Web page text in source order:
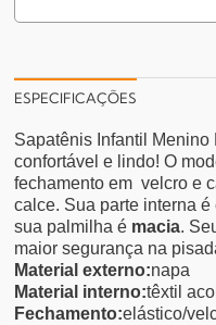
ESPECIFICAÇÕES
Sapatênis Infantil
confortável e lindo! O
fechamento em velcro e
calce. Sua parte interna é
sua palmilha é macia.
maior segurança na
Material externo:napa
Material interno:têxtil
Fechamento:elástico/